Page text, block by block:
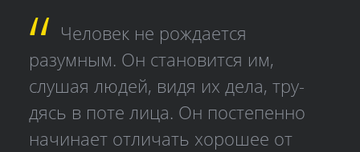
Человек не рождается
разумным. Он становится им,
слушая людей, видя их дела, тру­
дясь в поте лица. Он постепенно
начинает отличать хорошее от